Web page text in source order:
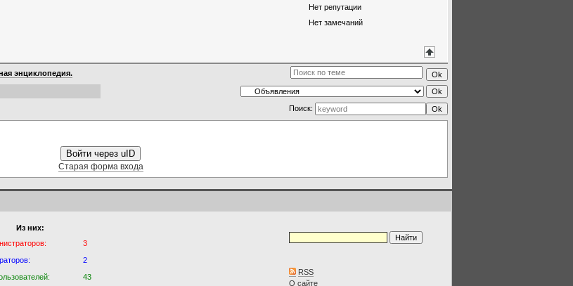
Нет репутации
Нет замечаний
энциклопедия.
Поиск:
Войти через uID
Старая форма входа
Из них:
3
2
43
RSS
О сайте